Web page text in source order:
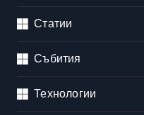
Статии
Събития
Технологии